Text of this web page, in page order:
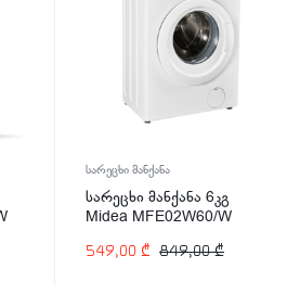
სარეცხი მანქანა
სარეცხი მანქანა 6კგ
Midea MFE02W60/W
849,00₾
549,00 ₾